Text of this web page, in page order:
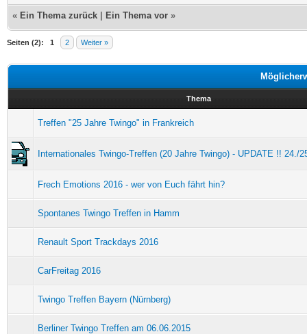
« Ein Thema zurück Ein Thema vor »
Seiten (2): 1 2 Weiter »
Thema
Treffen "25 Jahre Twingo" in Frankreich
Internationales Twingo-Treffen (20 Jahre Twingo) - UPDATE !! 24./
Frech Emotions 2016 - wer von Euch fährt hin?
Spontanes Twingo Treffen in Hamm
Renault Sport Trackdays 2016
CarFreitag 2016
Twingo Treffen Bayern (Nürnberg)
Berliner Twingo Treffen am 06.06.2015